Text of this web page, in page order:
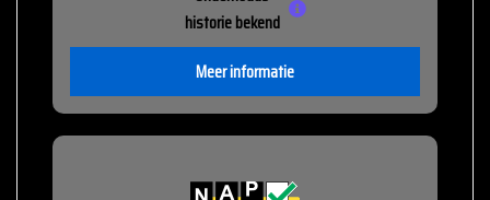
historie bekend
Meer informatie